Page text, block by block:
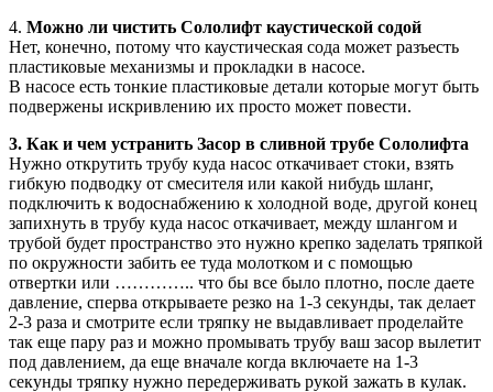
4. Можно ли чистить Сололифт каустической содой
Нет, конечно, потому что каустическая сода может разъесть
пластиковые механизмы и прокладки в насосе.
В насосе есть тонкие пластиковые детали которые могут быть
подвержены искривлению их просто может повести.
3. Как и чем устранить Засор в сливной трубе Сололифта
Нужно открутить трубу куда насос откачивает стоки, взять
гибкую подводку от смесителя или какой нибудь шланг,
подключить к водоснабжению к холодной воде, другой конец
запихнуть в трубу куда насос откачивает, между шлангом и
трубой будет пространство это нужно крепко заделать тряпкой
по окружности забить ее туда молотком и с помощью
отвертки или ………….. что бы все было плотно, после даете
давление, сперва открываете резко на 1-3 секунды, так делает
2-3 раза и смотрите если тряпку не выдавливает проделайте
так еще пару раз и можно промывать трубу ваш засор вылетит
под давлением, да еще вначале когда включаете на 1-3
секунды тряпку нужно передерживать рукой зажать в кулак.